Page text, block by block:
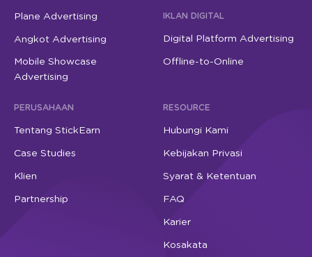
Plane Advertising
Angkot Advertising
Mobile Showcase
Advertising
IKLAN DIGITAL
Digital Platform Advertising
Offline-to-Online
PERUSAHAAN
Tentang StickEarn
Case Studies
Klien
Partnership
RESOURCE
Hubungi Kami
Kebijakan Privasi
Syarat & Ketentuan
FAQ
Karier
Kosakata